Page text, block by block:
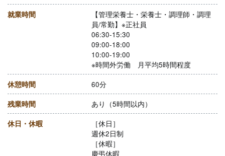
就業時間
【管理栄養士・栄養士・調理師・調理
員/常勤】※正社員
06:30-15:30
09:00-18:00
10:00-19:00
※時間外労働 月平均5時間程度
休憩時間 60分
残業時間 あり（5時間以内）
休日・休暇
［休日］
週休2日制
［休暇］
慶弔休暇